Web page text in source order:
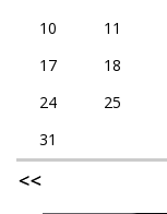
10
11
17
18
24
25
31